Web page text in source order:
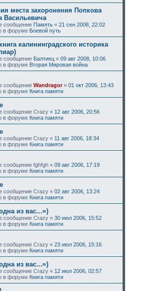
места захоронения Попкова
Васильевича
сообщение Память« 21 сен 2008, 22:02
в форуме Боевой путь
калининградского историка
сообщение Балтиец« 09 авг 2008, 10:06
в форуме Вторая Мировая война
сообщение Wandragor« 01 окт 2006, 13:43
в форуме Книга памяти
сообщение Crazy« 12 авг 2006, 20:56
в форуме Книга памяти
сообщение Crazy« 11 авг 2006, 18:34
в форуме Книга памяти
сообщение fghfgh« 09 авг 2006, 17:19
в форуме Книга памяти
сообщение Crazy« 02 авг 2006, 13:24
в форуме Книга памяти
из вас...=)
сообщение Crazy« 30 июл 2006, 15:52
в форуме Книга памяти
сообщение Crazy« 23 июл 2006, 15:16
в форуме Книга памяти
из вас...=)
сообщение Crazy« 12 июл 2006, 02:57
в форуме Книга памяти